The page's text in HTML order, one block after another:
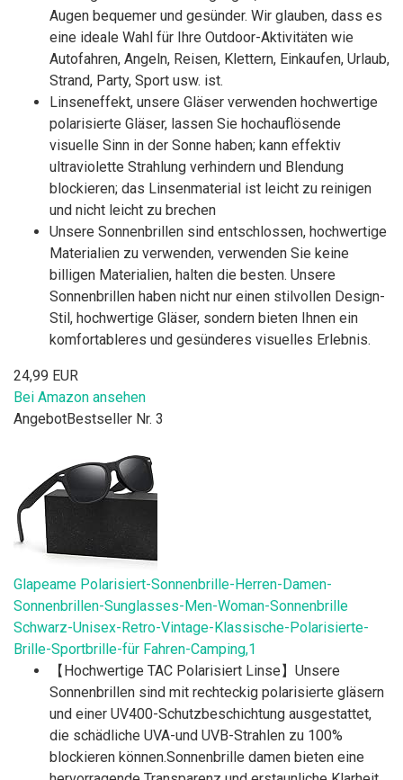
Augen bequemer und gesünder. Wir glauben, dass es
eine ideale Wahl für Ihre Outdoor-Aktivitäten wie
Autofahren, Angeln, Reisen, Klettern, Einkaufen, Urlaub,
Strand, Party, Sport usw. ist.
Linseneffekt, unsere Gläser verwenden hochwertige
polarisierte Gläser, lassen Sie hochauflösende
visuelle Sinn in der Sonne haben; kann effektiv
ultraviolette Strahlung verhindern und Blendung
blockieren; das Linsenmaterial ist leicht zu reinigen
und nicht leicht zu brechen
Unsere Sonnenbrillen sind entschlossen, hochwertige
Materialien zu verwenden, verwenden Sie keine
billigen Materialien, halten die besten. Unsere
Sonnenbrillen haben nicht nur einen stilvollen Design-
Stil, hochwertige Gläser, sondern bieten Ihnen ein
komfortableres und gesünderes visuelles Erlebnis.
24,99 EUR
Bei Amazon ansehen
AngebotBestseller Nr. 3
Glapeame Polarisiert-Sonnenbrille-Herren-Damen-
Sonnenbrillen-Sunglasses-Men-Woman-Sonnenbrille
Schwarz-Unisex-Retro-Vintage-Klassische-Polarisierte-
Brille-Sportbrille-für Fahren-Camping,1
【Hochwertige TAC Polarisiert Linse】Unsere
Sonnenbrillen sind mit rechteckig polarisierte gläsern
und einer UV400-Schutzbeschichtung ausgestattet,
die schädliche UVA-und UVB-Strahlen zu 100%
blockieren können.Sonnenbrille damen bieten eine